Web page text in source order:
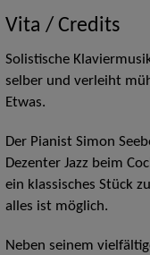
Vita / Credits
Solistische
selber und verleiht
Etwas.
Der Pianist Simon
Dezenter Jazz beim
ein klassisches Stück
alles ist möglich.
Neben seinem